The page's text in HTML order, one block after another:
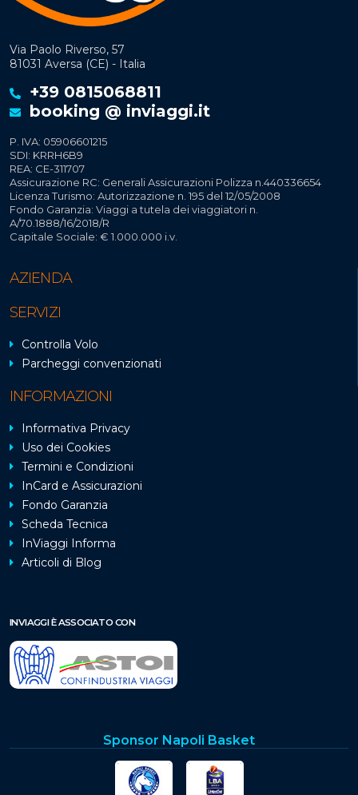
Via Paolo Riverso, 57
81031 Aversa (CE) - Italia
+39 0815068811
booking @ inviaggi.it
P. IVA: 05906601215
SDI: KRRH6B9
REA: CE-311707
Assicurazione RC: Generali Assicurazioni Polizza n.440336654
Licenza Turismo: Autorizzazione n. 195 del 12/05/2008
Fondo Garanzia: Viaggi a tutela dei viaggiatori n.
A/70.1888/16/2018/R
Capitale Sociale: € 1.000.000 i.v.
AZIENDA
SERVIZI
Controlla Volo
Parcheggi convenzionati
INFORMAZIONI
Informativa Privacy
Uso dei Cookies
Termini e Condizioni
InCard e Assicurazioni
Fondo Garanzia
Scheda Tecnica
InViaggi Informa
Articoli di Blog
INVIAGGI È ASSOCIATO CON
Sponsor Napoli Basket